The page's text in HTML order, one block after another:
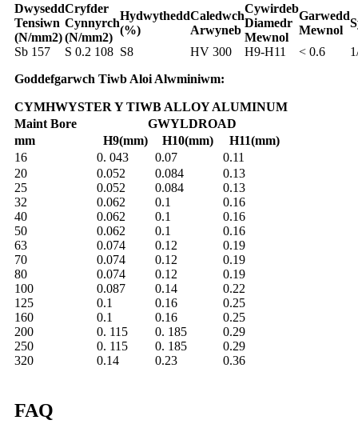
Dwysedd
Tensiwn
(N/mm2)
Cryfder
Cynnyrch
(N/mm2)
Hydwythedd
(%)
Caledwch
Arwyneb
Cywirdeb
Diamedr
Mewnol
Garwedd
Mewnol
Sb 157 S 0.2 108 S8 HV 300 H9-H11 < 0.6
Goddefgarwch Tiwb Aloi Alwminiwm:
CYMHWYSTER Y TIWB ALLOY ALUMINUM
Maint Bore
GWYLDROAD
mm
H9(mm) H10(mm)
H11(mm)
16
0. 043 0.07
0.11
20
0.052 0.084
0.13
25
0.052 0.084
0.13
32
0.062 0.1
0.16
40
0.062 0.1
0.16
50
0.062 0.1
0.16
63
0.074 0.12
0.19
70
0.074 0.12
0.19
80
0.074 0.12
0.19
100
0.087 0.14
0.22
125
0.1 0.16
0.25
160
0.1 0.16
0.25
200
0. 115 0. 185
0.29
250
0. 115 0. 185
0.29
320
0.14 0.23 0.36
FAQ